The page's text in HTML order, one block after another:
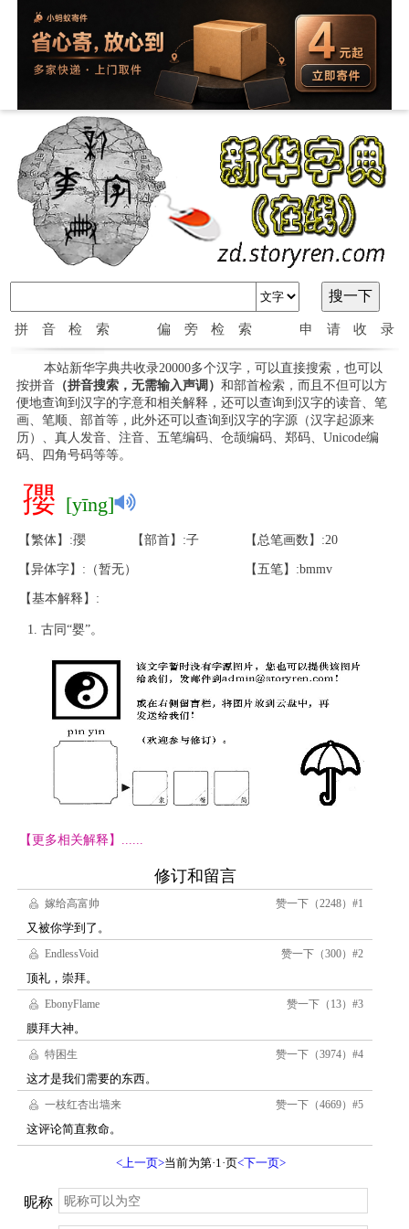
拼音检索 偏旁检索 申请收录
本站新华字典共收录20000多个汉字，可以直接搜索，也可以
按拼音（拼音搜索，无需输入声调） 和部首检索，而且不但可以方
便地查询到汉字的字意和相关解释，还可以查询到汉字的读音、笔
画、笔顺、部首等，此外还可以查询到汉字的字源（汉字起源来
历）、真人发音、注音、五笔编码、仓颉编码、郑码、Unicode编
码、四角号码等等。
孾 [yīng]
【繁体】:孾 【部首】:子 【总笔画数】:20
【异体字】:（暂无） 【五笔】:bmmv
【基本解释】:
古同“婴”。
【更多相关解释】......